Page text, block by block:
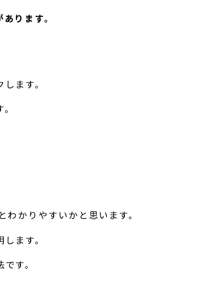
ります。
ます。
かりやすいかと思います。
ます。
す。